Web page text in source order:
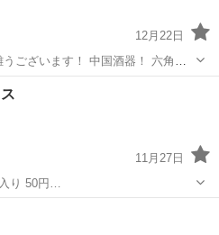
12月22日
11月27日
り 50円…